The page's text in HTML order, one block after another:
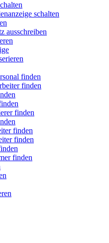
schalten
ausschreiben
finden
finden
finden
finden
finden
finden